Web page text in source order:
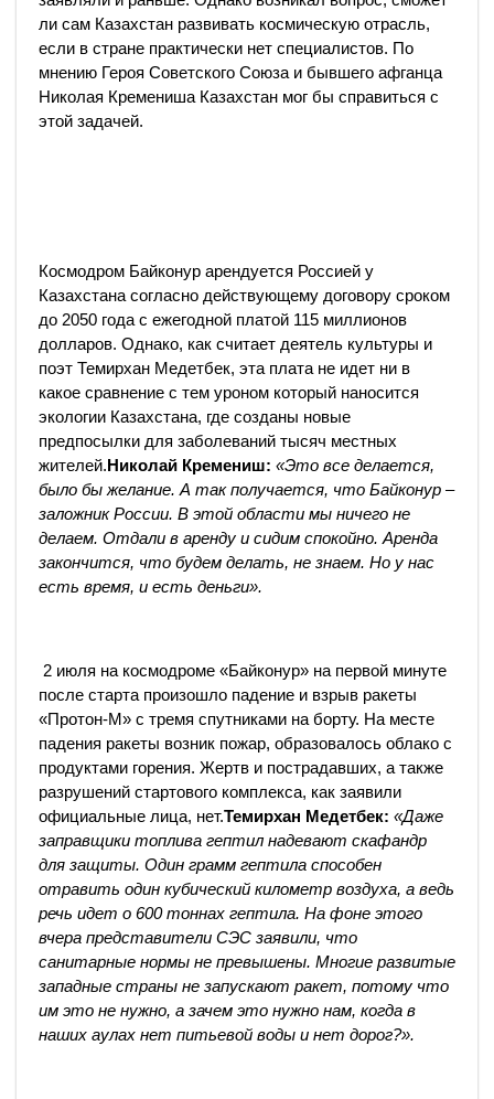
ли сам Казахстан развивать космическую отрасль,
если в стране практически нет специалистов. По
мнению Героя Советского Союза и бывшего афганца
Николая Кремениша Казахстан мог бы справиться с
этой задачей.
Космодром Байконур арендуется Россией у
Казахстана согласно действующему договору сроком
до 2050 года с ежегодной платой 115 миллионов
долларов. Однако, как считает деятель культуры и
поэт Темирхан Медетбек, эта плата не идет ни в
какое сравнение с тем уроном который наносится
экологии Казахстана, где созданы новые
предпосылки для заболеваний тысяч местных
жителей.Николай Кремениш: «Это все делается,
было бы желание. А так получается, что Байконур –
заложник России. В этой области мы ничего не
делаем. Отдали в аренду и сидим спокойно. Аренда
закончится, что будем делать, не знаем. Но у нас
есть время, и есть деньги».
2 июля на космодроме «Байконур» на первой минуте
после старта произошло падение и взрыв ракеты
«Протон-М» с тремя спутниками на борту. На месте
падения ракеты возник пожар, образовалось облако с
продуктами горения. Жертв и пострадавших, а также
разрушений стартового комплекса, как заявили
официальные лица, нет.Темирхан Медетбек: «Даже
заправщики топлива гептил надевают скафандр
для защиты. Один грамм гептила способен
отравить один кубический километр воздуха, а ведь
речь идет о 600 тоннах гептила. На фоне этого
вчера представители СЭС заявили, что
санитарные нормы не превышены. Многие развитые
западные страны не запускают ракет, потому что
им это не нужно, а зачем это нужно нам, когда в
наших аулах нет питьевой воды и нет дорог?».